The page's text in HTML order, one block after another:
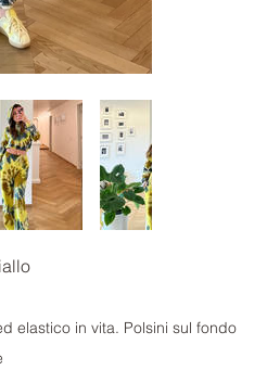
elastico in vita. Polsini sul fondo